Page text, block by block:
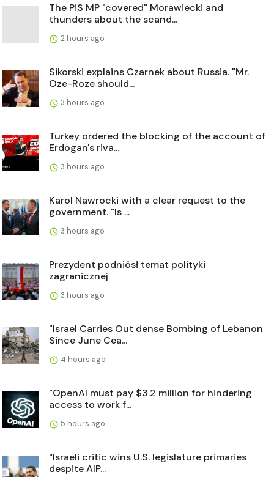
The PiS MP "covered" Morawiecki and
thunders about the scand...
2 hours ago
Sikorski explains Czarnek about Russia. "Mr.
Oze-Roze should...
3 hours ago
Turkey ordered the blocking of the account of
Erdogan's riva...
3 hours ago
Karol Nawrocki with a clear request to the
government. "Is ...
3 hours ago
Prezydent podniósł temat polityki
zagranicznej
3 hours ago
"Israel Carries Out dense Bombing of Lebanon
Since June Cea...
4 hours ago
"OpenAI must pay $3.2 million for hindering
access to work f...
5 hours ago
"Israeli critic wins U.S. legislature primaries
despite AIP...